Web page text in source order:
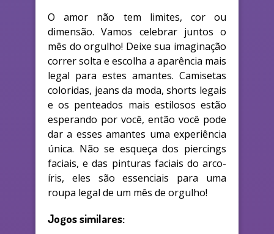
O amor não tem limites, cor ou
dimensão. Vamos celebrar juntos o
mês do orgulho! Deixe sua imaginação
correr solta e escolha a aparência mais
legal para estes amantes. Camisetas
coloridas, jeans da moda, shorts legais
e os penteados mais estilosos estão
esperando por você, então você pode
dar a esses amantes uma experiência
única. Não se esqueça dos piercings
faciais, e das pinturas faciais do arco-
íris, eles são essenciais para uma
roupa legal de um mês de orgulho!
Jogos similares: